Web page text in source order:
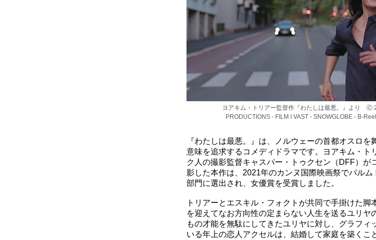
ヨアキム・トリアー監督作『わたしは最悪。』より Ⓒ
PRODUCTIONS - FILM I VAST - SNOWGLOBE - B-
『わたしは最悪。』は、ノルウェーの首都オスロ
意味を追求するコメディドラマです。ヨアキム・ト
ク人の撮影監督キャスパー・トゥクセン（DFF）が
影した本作は、2021年のカンヌ国際映画祭でパル
部門に選出され、女優賞を受賞しました。
トリアーとエスキル・フォクトが共同で手掛けた脚
を迎えてなお方向性の定まらない人生を送るユリヤ
もの才能を無駄にしてきたユリヤに対し、グラフィ
いる年上の恋人アクセルは、結婚して家庭を築くこ